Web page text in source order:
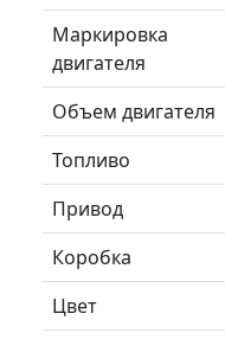
Маркировка
двигателя
Объем двигателя
Топливо
Привод
Коробка
Цвет